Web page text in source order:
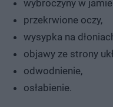
wybroczyny w
przekrwione oczy,
wysypka na
objawy ze strony
odwodnienie,
osłabienie.